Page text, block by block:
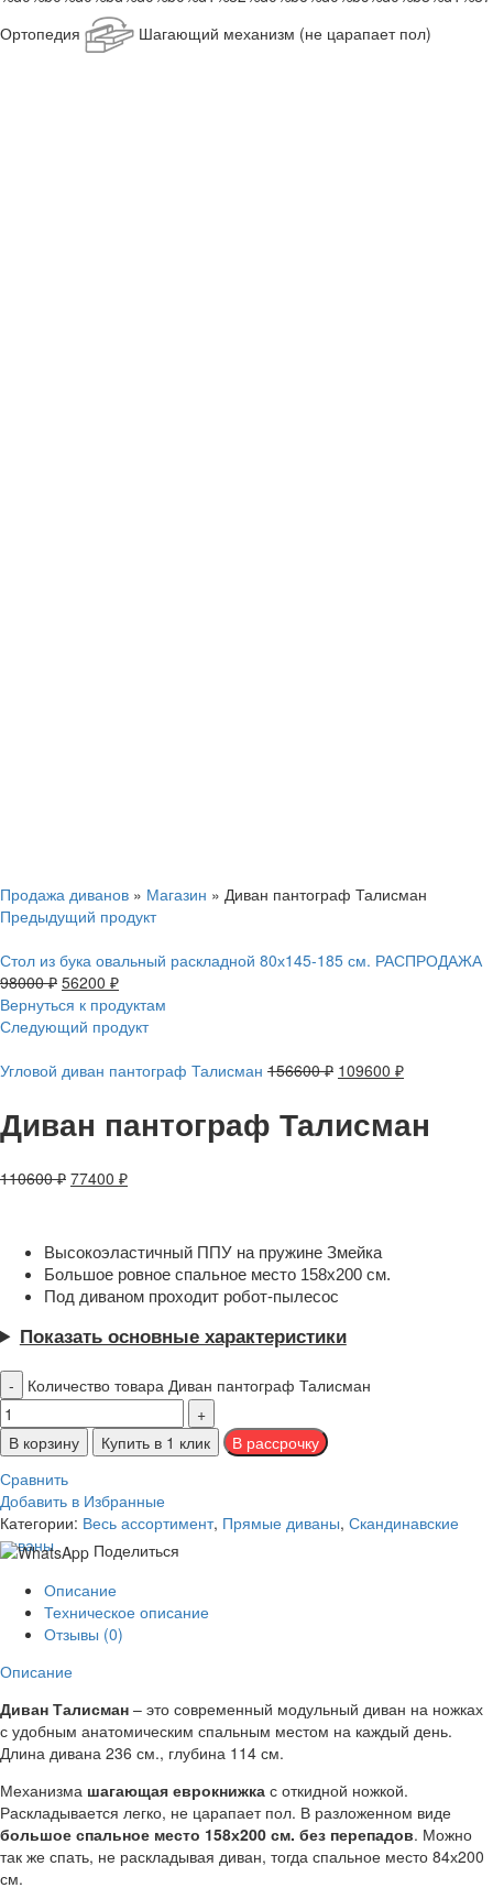
Ортопедия Шагающий механизм (не царапает пол)
Продажа диванов » Магазин » Диван пантограф Талисман
Предыдущий продукт
Стол из бука овальный раскладной 80х145-185 см. РАСПРОДАЖА
98000₽ 56200 ₽
Вернуться к продуктам
Следующий продукт
Угловой диван пантограф Талисман 156600₽ 109600 ₽
Диван пантограф Талисман
110600₽ 77400 ₽
Высокоэластичный ППУ на пружине Змейка
Большое ровное спальное место 158х200 см.
Под диваном проходит робот-пылесос
Показать основные характеристики
Количество товара Диван пантограф Талисман
В корзину
Купить в 1 клик
Сравнить
Добавить в Избранные
Категории: Весь ассортимент, Прямые диваны, Скандинавские
диваны
Поделиться
Описание
Техническое описание
Отзывы (0)
Описание
Диван Талисман – это современный модульный диван на ножках
с удобным анатомическим спальным местом на каждый день.
Длина дивана 236 см., глубина 114 см.
Механизма шагающая еврокнижка с откидной ножкой.
Раскладывается легко, не царапает пол. В разложенном виде
большое спальное место 158х200 см. без перепадов. Можно
так же спать, не раскладывая диван, тогда спальное место 84х200
см.